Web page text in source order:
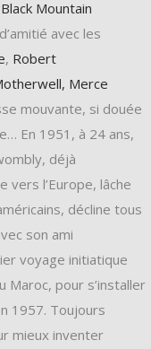
Black Mountain
avec les
, Robert
Merce
mouvante, si douée
En 1951, à 24 ans,
déjà
vers l’Europe, lâche
décline tous
son ami
voyage initiatique
Maroc, pour s’installer
1957. Toujours
mieux inventer